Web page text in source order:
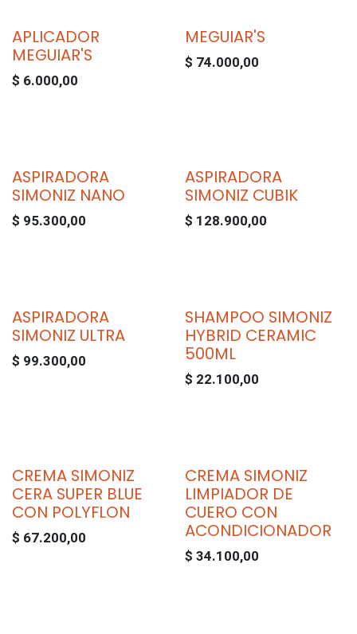
APLICADOR
MEGUIAR'S
$ 6.000,00
MEGUIAR'S
$ 74.000,00
ASPIRADORA
SIMONIZ NANO
$ 95.300,00
ASPIRADORA
SIMONIZ CUBIK
$ 128.900,00
ASPIRADORA
SIMONIZ ULTRA
$ 99.300,00
SHAMPOO SIMONIZ
HYBRID CERAMIC
500ML
$ 22.100,00
CREMA SIMONIZ
CERA SUPER BLUE
CON POLYFLON
$ 67.200,00
CREMA SIMONIZ
LIMPIADOR DE
CUERO CON
ACONDICIONADOR
$ 34.100,00